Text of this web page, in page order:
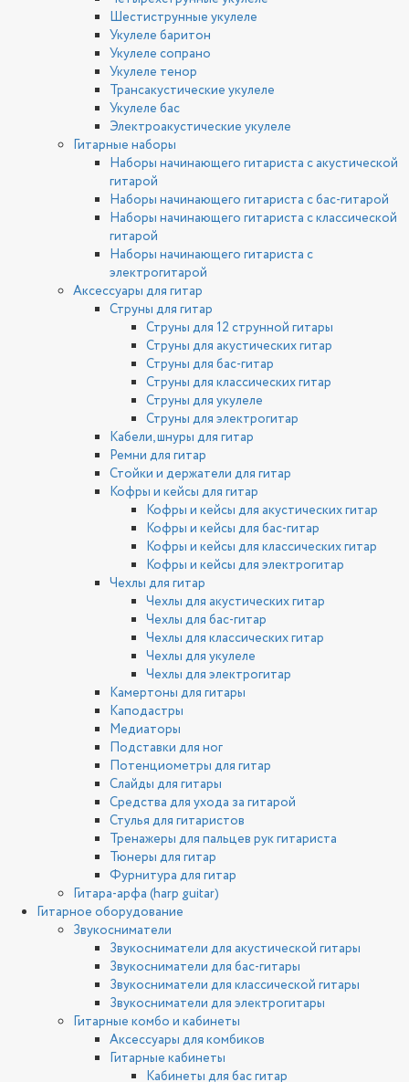
Шестиструнные укулеле
Укулеле баритон
Укулеле сопрано
Укулеле тенор
Трансакустические укулеле
Укулеле бас
Электроакустические укулеле
Гитарные наборы
Наборы начинающего гитариста с акустической
гитарой
Наборы начинающего гитариста с бас-гитарой
Наборы начинающего гитариста с классической
гитарой
Наборы начинающего гитариста с
электрогитарой
Аксессуары для гитар
Струны для гитар
Струны для 12 струнной гитары
Струны для акустических гитар
Струны для бас-гитар
Струны для классических гитар
Струны для укулеле
Струны для электрогитар
Кабели, шнуры для гитар
Ремни для гитар
Стойки и держатели для гитар
Кофры и кейсы для гитар
Кофры и кейсы для акустических гитар
Кофры и кейсы для бас-гитар
Кофры и кейсы для классических гитар
Кофры и кейсы для электрогитар
Чехлы для гитар
Чехлы для акустических гитар
Чехлы для бас-гитар
Чехлы для классических гитар
Чехлы для укулеле
Чехлы для электрогитар
Камертоны для гитары
Каподастры
Медиаторы
Подставки для ног
Потенциометры для гитар
Слайды для гитары
Средства для ухода за гитарой
Стулья для гитаристов
Тренажеры для пальцев рук гитариста
Тюнеры для гитар
Фурнитура для гитар
Гитара-арфа (harp guitar)
Гитарное оборудование
Звукосниматели
Звукосниматели для акустической гитары
Звукосниматели для бас-гитары
Звукосниматели для классической гитары
Звукосниматели для электрогитары
Гитарные комбо и кабинеты
Аксессуары для комбиков
Гитарные кабинеты
Кабинеты для бас гитар